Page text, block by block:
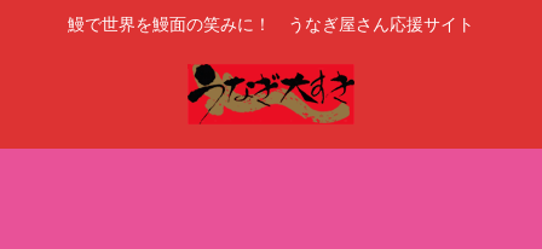
鰻で世界を鰻面の笑みに！ うなぎ屋さん応援サイト